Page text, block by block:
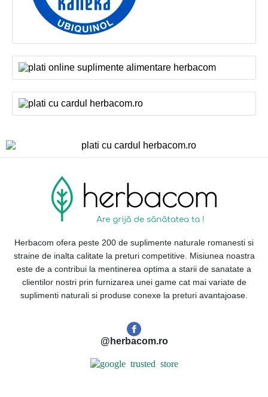
Herbacom ofera peste 200 de suplimente naturale romanesti si
straine de inalta calitate la preturi competitive. Misiunea noastra
este de a contribui la mentinerea optima a starii de sanatate a
clientilor nostri prin furnizarea unei game cat mai variate de
suplimenti naturali si produse conexe la preturi avantajoase.
@herbacom.ro